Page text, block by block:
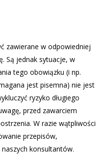
zawierane w odpowiedniej
Są jednak sytuacje, w
tego obowiązku (i np.
jest pisemna) nie jest
ryzyko długiego
przed zawarciem
W razie wątpliwości
przepisów,
konsultantów.